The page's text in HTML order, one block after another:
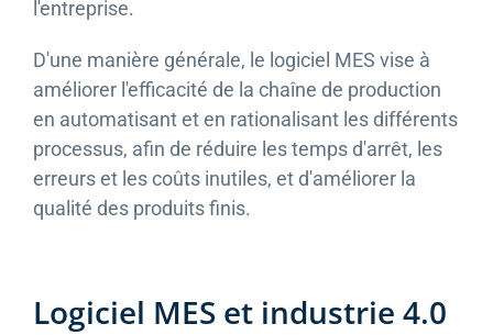
l'entreprise.
D'une manière générale, le logiciel MES vise à
améliorer l'efficacité de la chaîne de production
en automatisant et en rationalisant les différents
processus, afin de réduire les temps d'arrêt, les
erreurs et les coûts inutiles, et d'améliorer la
qualité des produits finis.
Logiciel MES et industrie 4.0